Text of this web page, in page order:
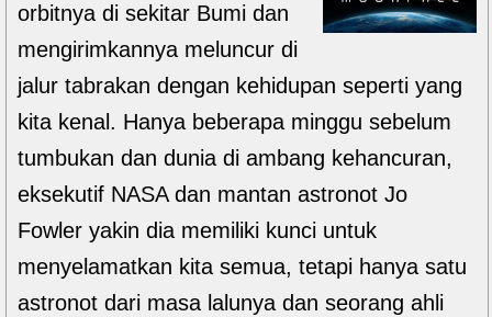
orbitnya di sekitar Bumi dan
mengirimkannya meluncur di
jalur tabrakan dengan kehidupan seperti yang
kita kenal. Hanya beberapa minggu sebelum
tumbukan dan dunia di ambang kehancuran,
eksekutif NASA dan mantan astronot Jo
Fowler yakin dia memiliki kunci untuk
menyelamatkan kita semua, tetapi hanya satu
astronot dari masa lalunya dan seorang ahli